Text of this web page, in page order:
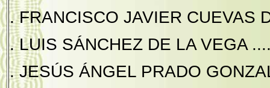
. FRANCISCO JAVIER CUEVAS
. LUIS SÁNCHEZ DE LA VEGA
. JESÚS ÁNGEL PRADO